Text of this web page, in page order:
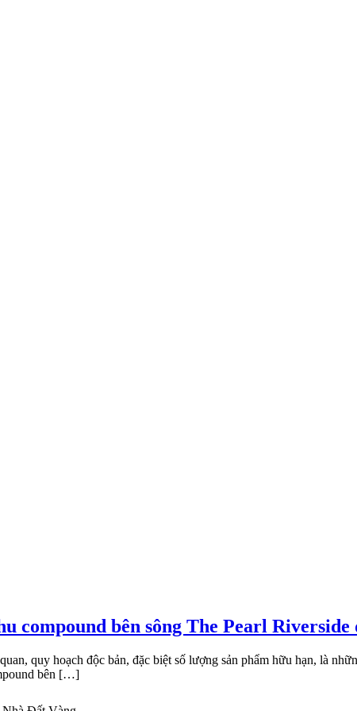
compound bên sông The Pearl
quy hoạch độc bản, đặc biệt số lượng sản phẩm hữu hạn, là
bên […]